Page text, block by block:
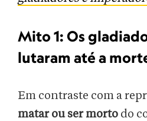
Mito 1: Os
lutaram até a
Em contraste com a
matar ou ser morto do